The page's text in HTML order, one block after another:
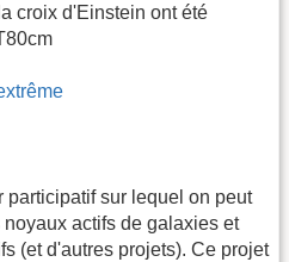
croix d'Einstein ont été
participatif sur lequel on peut
actifs de galaxies et
(et d'autres projets). Ce projet